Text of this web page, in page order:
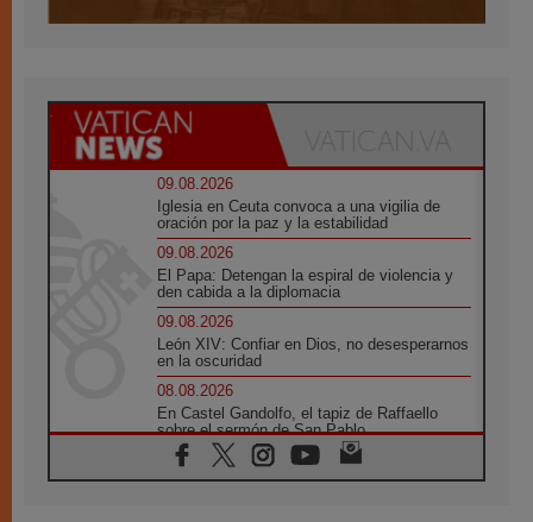
09.08.2026
Iglesia en Ceuta convoca a una vigilia de
oración por la paz y la estabilidad
09.08.2026
El Papa: Detengan la espiral de violencia y
den cabida a la diplomacia
09.08.2026
León XIV: Confiar en Dios, no desesperarnos
en la oscuridad
08.08.2026
En Castel Gandolfo, el tapiz de Raffaello
sobre el sermón de San Pablo
08.08.2026
En Colombia, «la paz no se compra con una